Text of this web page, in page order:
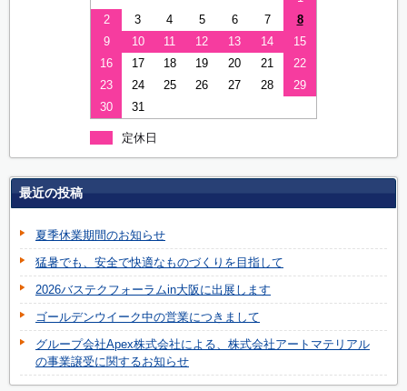
2
3 4 5 6 7
8
9
10 11 12 13 14
15
16
17 18 19 20 21
22
23
24 25 26 27 28
29
30
31
定休日
最近の投稿
夏季休業期間のお知らせ
猛暑でも、安全で快適なものづくりを目指して
2026バステクフォーラムin大阪に出展します
ゴールデンウイーク中の営業につきまして
グループ会社Apex株式会社による、株式会社アートマテリアル
の事業譲受に関するお知らせ